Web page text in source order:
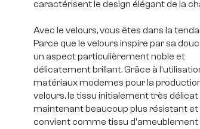
caractérisent le design élégant de la
Avec le velours, vous êtes dans la
Parce que le velours inspire par sa
un aspect particulièrement noble et
délicatement brillant. Grâce à
matériaux modernes pour la
velours, le tissu initialement très
maintenant beaucoup plus résistant et
convient comme tissu d'ameublement